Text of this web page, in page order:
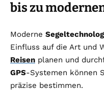
bis zu
Moderne
Einfluss auf die Art und
Reisen planen und
GPS-Systemen können
präzise bestimmen.